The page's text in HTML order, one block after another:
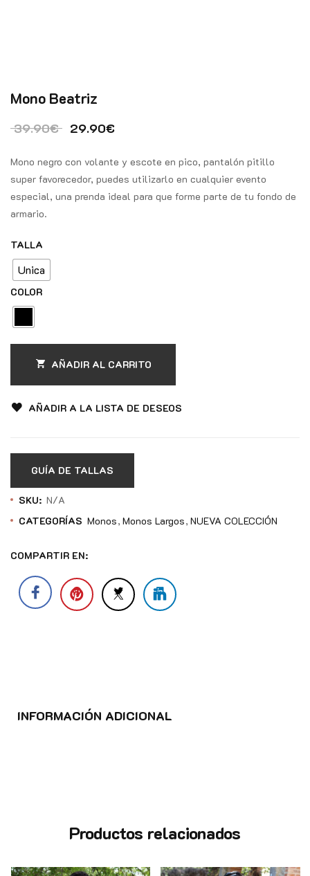
Mono Beatriz
39.90€ El precio original era: 39.90€.
29.90€El precio actual es: 29.90€.
Mono negro con volante y escote en pico, pantalón pitillo
super favorecedor, puedes utilizarlo en cualquier evento
especial, una prenda ideal para que forme parte de tu fondo de
armario.
TALLA
Unica
COLOR
AÑADIR AL CARRITO
AÑADIR A LA LISTA DE DESEOS
GUÍA DE TALLAS
SKU: N/A
CATEGORÍAS Monos Monos Largos NUEVA COLECCIÓN
COMPARTIR EN:
INFORMACIÓN ADICIONAL
Productos relacionados